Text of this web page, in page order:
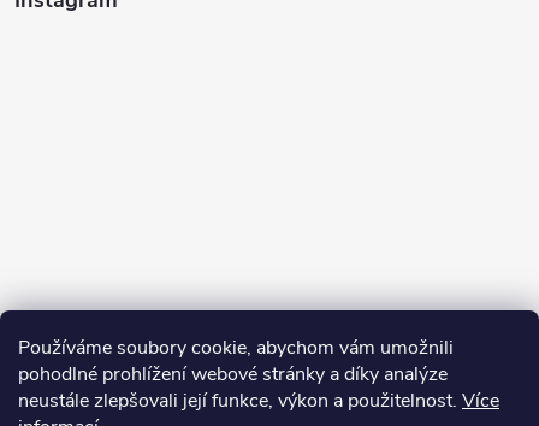
Používáme soubory cookie, abychom vám umožnili
pohodlné prohlížení webové stránky a díky analýze
neustále zlepšovali její funkce, výkon a použitelnost. Více